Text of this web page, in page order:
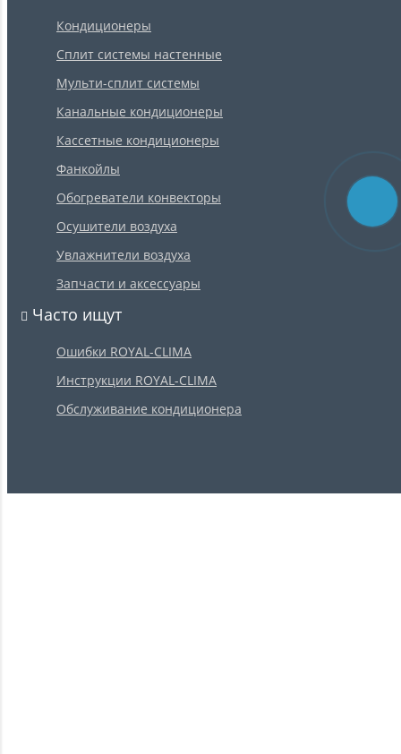
Кондиционеры
Сплит системы настенные
Мульти-сплит системы
Канальные кондиционеры
Кассетные кондиционеры
Фанкойлы
Обогреватели конвекторы
Осушители воздуха
Увлажнители воздуха
Запчасти и аксессуары
Часто ищут
Ошибки ROYAL-CLIMA
Инструкции ROYAL-CLIMA
Обслуживание кондиционера